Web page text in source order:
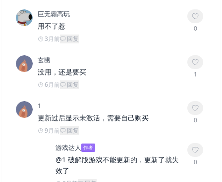
巨无霸高玩
用不了惹
3月前 回复
0
玄幽
没用，还是要买
6月前 回复
1
1
更新过后显示未激活，需要自己购买
9月前 回复
0
游戏达人 作者
@1 破解版游戏不能更新的，更新了就失
效了
0